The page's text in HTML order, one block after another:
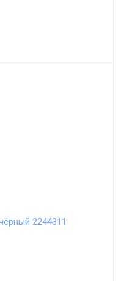
2244311